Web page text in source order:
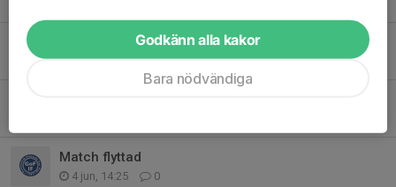
15 jun, 08:47 0
Match flyttad
4 jun, 14:25 0
Godkänn alla kakor
Bara nödvändiga